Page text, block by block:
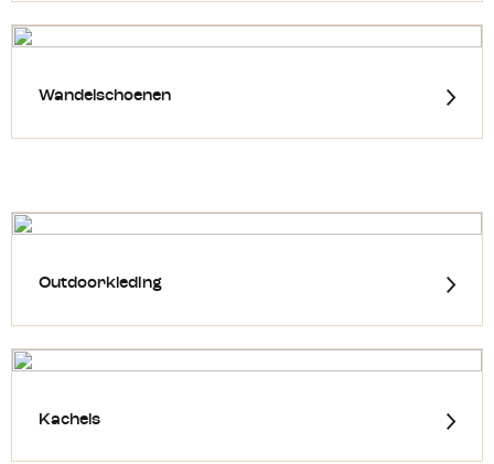
Wandelschoenen
Outdoorkleding
Kachels